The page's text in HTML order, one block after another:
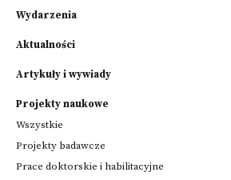
Wydarzenia
Aktualności
Artykuły i wywiady
Projekty naukowe
Wszystkie
Projekty badawcze
Prace doktorskie i habilitacyjne